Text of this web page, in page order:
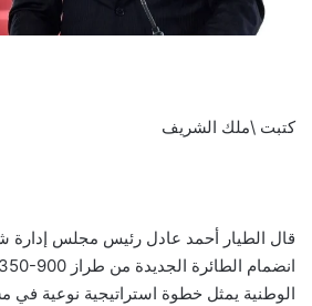
كتبت \ملك الشريف
قال الطيار أحمد عادل رئيس مجلس إدارة
الوطنية يمثل خطوة استراتيجية نوعية في